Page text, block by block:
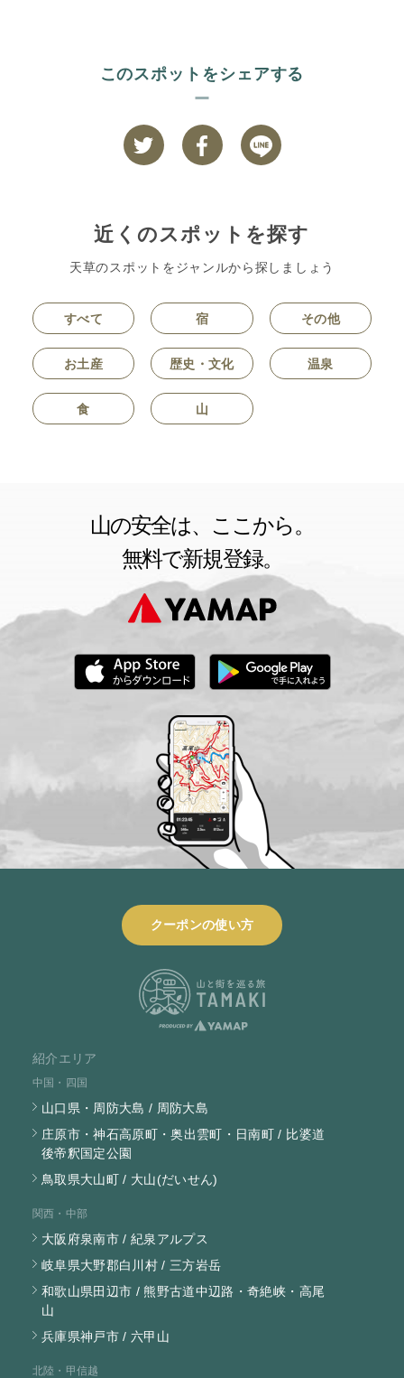
このスポットをシェアする
近くのスポットを探す
天草のスポットをジャンルから探しましょう
すべて 宿 その他
お土産 歴史・文化 温泉
食 山
山の安全は、ここから。
無料で新規登録。
クーポンの使い方
紹介エリア
中国・四国
山口県・周防大島 / 周防大島
庄原市・神石高原町・奥出雲町・日南町 / 比婆道
後帝釈国定公園
鳥取県大山町 / 大山(だいせん)
関西・中部
大阪府泉南市 / 紀泉アルプス
岐阜県大野郡白川村 / 三方岩岳
和歌山県田辺市 / 熊野古道中辺路・奇絶峡・高尾
山
兵庫県神戸市 / 六甲山
北陸・甲信越